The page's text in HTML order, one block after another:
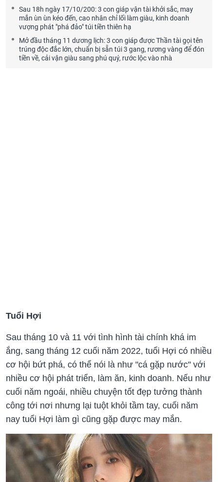
Sau 18h ngày 17/10/200: 3 con giáp vận tài khởi sắc, may
mắn ùn ùn kéo đến, cao nhân chỉ lối làm giàu, kinh doanh
vượng phát "phá đảo" túi tiền thiên hạ
Mở đầu tháng 11 dương lịch: 3 con giáp được Thần tài gọi tên
trúng độc đắc lớn, chuẩn bị sẵn túi 3 gang, rương vàng để đón
tiền về, cải vận giàu sang phú quý, rước lộc vào nhà
Tuổi Hợi
Sau tháng 10 và 11 với tình hình tài chính khá im
ắng, sang tháng 12 cuối năm 2022, tuổi Hợi có nhiều
cơ hội bứt phá, có thể nói là như "cá gặp nước" với
nhiều cơ hội phát triển, làm ăn, kinh doanh. Nếu như
cuối năm ngoái, nhiều chuyện tốt đẹp tưởng thành
công tới nơi nhưng lại tuột khỏi tầm tay, cuối năm
nay tuổi Hợi làm gì cũng gặp được may mắn.